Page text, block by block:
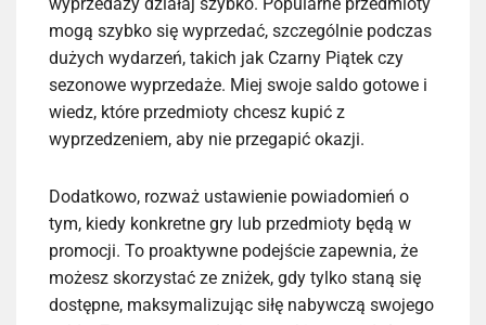
mogą szybko się wyprzedać, szczególnie podczas
dużych wydarzeń, takich jak Czarny Piątek czy
sezonowe wyprzedaże. Miej swoje saldo gotowe i
wiedz, które przedmioty chcesz kupić z
wyprzedzeniem, aby nie przegapić okazji.
Dodatkowo, rozważ ustawienie powiadomień o
tym, kiedy konkretne gry lub przedmioty będą w
promocji. To proaktywne podejście zapewnia, że
możesz skorzystać ze zniżek, gdy tylko staną się
dostępne, maksymalizując siłę nabywczą swojego